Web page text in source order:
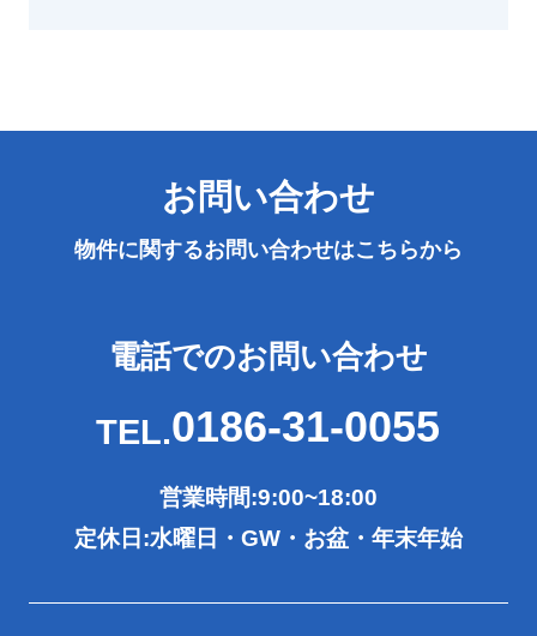
お問い合わせ
物件に関するお問い合わせはこちらから
電話でのお問い合わせ
TEL.0186-31-0055
営業時間:9:00~18:00
定休日:水曜日・GW・お盆・年末年始